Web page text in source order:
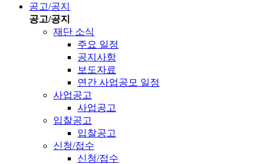
공고/공지
공고/공지
재단 소식
주요 일정
공지사항
보도자료
연간 사업공모 일정
사업공고
사업공고
입찰공고
입찰공고
신청/접수
신청/접수